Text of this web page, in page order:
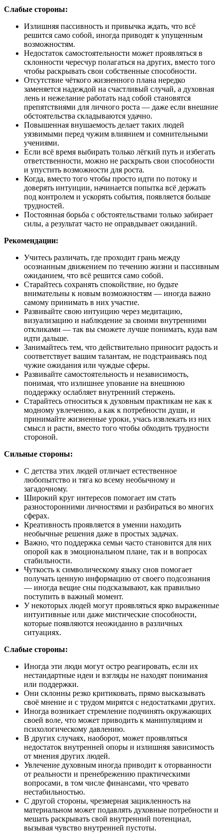
Слабые стороны:
Излишняя пассивность и привычка ждать, что всё
решится само собой, иногда приводят к упущенным
возможностям.
Недостаток самостоятельности может проявляться в
склонности чересчур полагаться на других, вместо того
чтобы раскрывать свои собственные способности.
Отсутствие чёткого жизненного плана нередко
заменяется надеждой на счастливый случай, а духовная
лень и нежелание работать над собой становятся
препятствиями для личного роста — даже если внешние
обстоятельства складываются удачно.
Повышенная внушаемость делает таких людей
уязвимыми перед чужим влиянием и сомнительными
учениями.
Если всё время выбирать только лёгкий путь и избегать
ответственности, можно не раскрыть свои способности
и упустить возможности для роста.
Когда, вместо того чтобы просто идти по потоку и
доверять интуиции, начинается попытка всё держать
под контролем и ускорять события, появляется больше
трудностей.
Постоянная борьба с обстоятельствами только забирает
силы, а результат часто не оправдывает ожиданий.
Рекомендации:
Учитесь различать, где проходит грань между
осознанным движением по течению жизни и пассивным
ожиданием, что всё решится само собой.
Старайтесь сохранять спокойствие, но будьте
внимательны к новым возможностям — иногда важно
самому принимать в них участие.
Развивайте свою интуицию через медитацию,
визуализацию и наблюдение за своими внутренними
откликами — так вы сможете лучше понимать, куда вам
идти дальше.
Занимайтесь тем, что действительно приносит радость и
соответствует вашим талантам, не подстраиваясь под
чужие ожидания или чуждые сферы.
Развивайте самостоятельность и независимость,
понимая, что излишнее упование на внешнюю
поддержку ослабляет внутренний стержень.
Старайтесь относиться к духовным практикам не как к
модному увлечению, а как к потребности души, и
принимайте жизненные уроки, учась извлекать из них
смысл и расти, вместо того чтобы обходить трудности
стороной.
Сильные стороны:
С детства этих людей отличает естественное
любопытство и тяга ко всему необычному и
загадочному.
Широкий круг интересов помогает им стать
разносторонними личностями и разбираться во многих
сферах.
Креативность проявляется в умении находить
необычные решения даже в простых задачах.
Важно, что поддержка семьи часто становится для них
опорой как в эмоциональном плане, так и в вопросах
стабильности.
Чуткость к символическому языку снов помогает
получать ценную информацию от своего подсознания
— иногда вещие сны подсказывают, как правильно
поступить в важный момент.
У некоторых людей могут проявляться ярко выраженные
интуитивные или даже мистические способности,
которые появляются неожиданно в различных
ситуациях.
Слабые стороны:
Иногда эти люди могут остро реагировать, если их
нестандартные идеи и взгляды не находят понимания
или поддержки.
Они склонны резко критиковать, прямо высказывать
своё мнение и с трудом мирятся с недостатками других.
Иногда возникает стремление подчинять окружающих
своей воле, что может приводить к манипуляциям и
психологическому давлению.
В других случаях, наоборот, может проявляться
недостаток внутренней опоры и излишняя зависимость
от мнения других людей.
Увлечение духовным иногда приводит к оторванности
от реальности и пренебрежению практическими
вопросами, в том числе финансами, что чревато
нестабильностью.
С другой стороны, чрезмерная зацикленность на
материальном может подавлять духовные потребности и
мешать раскрывать свой внутренний потенциал,
вызывая чувство внутренней пустоты.